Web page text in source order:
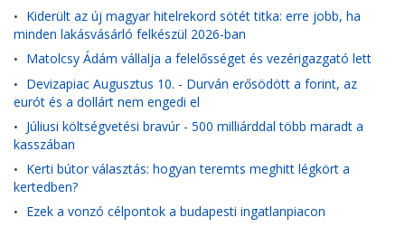
• Kiderült az új magyar hitelrekord sötét titka: erre jobb, ha
minden lakásvásárló felkészül 2026-ban
• Matolcsy Ádám vállalja a felelősséget és vezérigazgató lett
• Devizapiac Augusztus 10. - Durván erősödött a forint, az
eurót és a dollárt nem engedi el
• Júliusi költségvetési bravúr - 500 milliárddal több maradt a
kasszában
• Kerti bútor választás: hogyan teremts meghitt légkört a
kertedben?
• Ezek a vonzó célpontok a budapesti ingatlanpiacon